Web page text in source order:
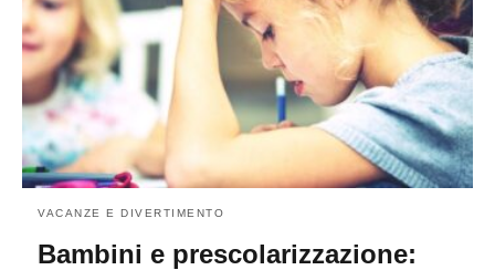
VACANZE E DIVERTIMENTO
Bambini e prescolarizzazione: